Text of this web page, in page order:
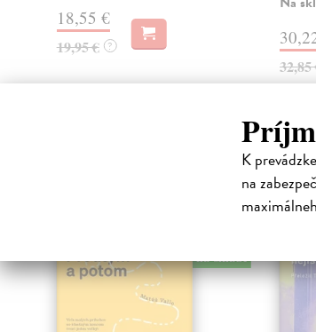
K
na
18,55 €
19,95 € ?
32,85
na sklade